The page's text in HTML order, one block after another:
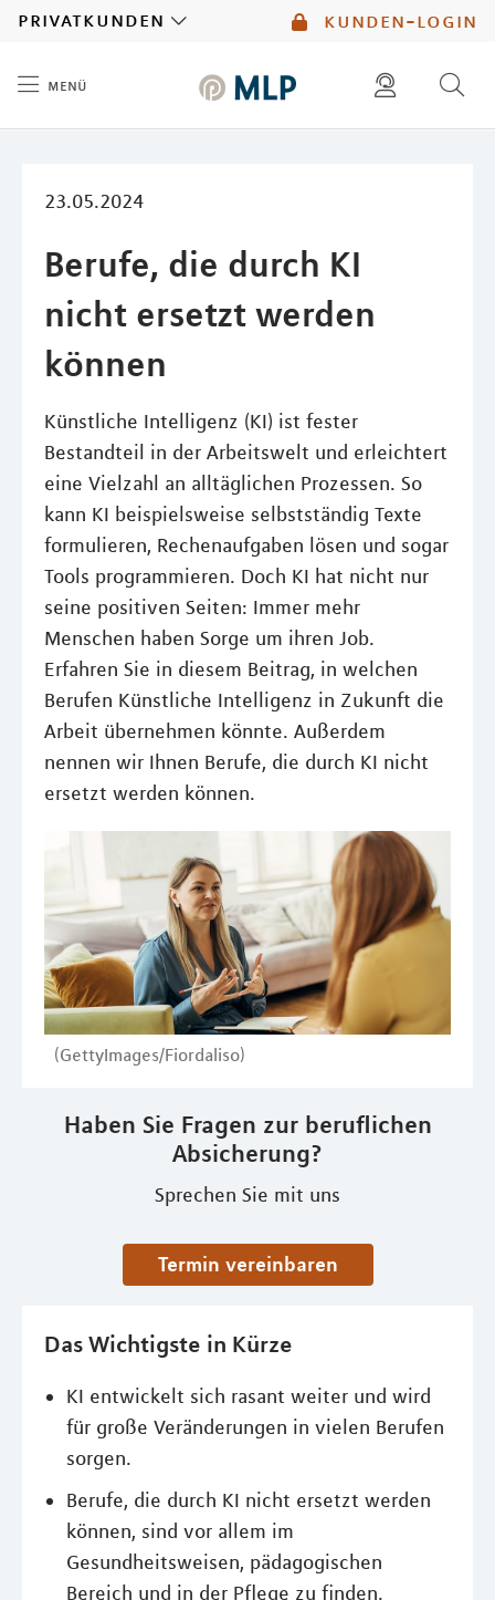
kunden-login
privatkunden
menü
23.05.2024
Berufe, die durch KI
nicht ersetzt werden
können
Künstliche Intelligenz (KI) ist fester
Bestandteil in der Arbeitswelt und erleichtert
eine Vielzahl an alltäglichen Prozessen. So
kann KI beispielsweise selbstständig Texte
formulieren, Rechenaufgaben lösen und sogar
Tools programmieren. Doch KI hat nicht nur
seine positiven Seiten: Immer mehr
Menschen haben Sorge um ihren Job.
Erfahren Sie in diesem Beitrag, in welchen
Berufen Künstliche Intelligenz in Zukunft die
Arbeit übernehmen könnte. Außerdem
nennen wir Ihnen Berufe, die durch KI nicht
ersetzt werden können.
(GettyImages/Fiordaliso)
Haben Sie Fragen zur beruflichen
Absicherung?
Sprechen Sie mit uns
Termin vereinbaren
Das Wichtigste in Kürze
KI entwickelt sich rasant weiter und wird
für große Veränderungen in vielen Berufen
sorgen.
Berufe, die durch KI nicht ersetzt werden
können, sind vor allem im
Gesundheitsweisen, pädagogischen
Bereich und in der Pflege zu finden.